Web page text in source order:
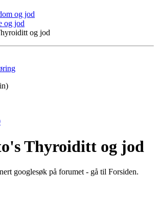
og jod
og jod
og jod
Thyroiditt og jod
googlesøk på forumet - gå til Forsiden.